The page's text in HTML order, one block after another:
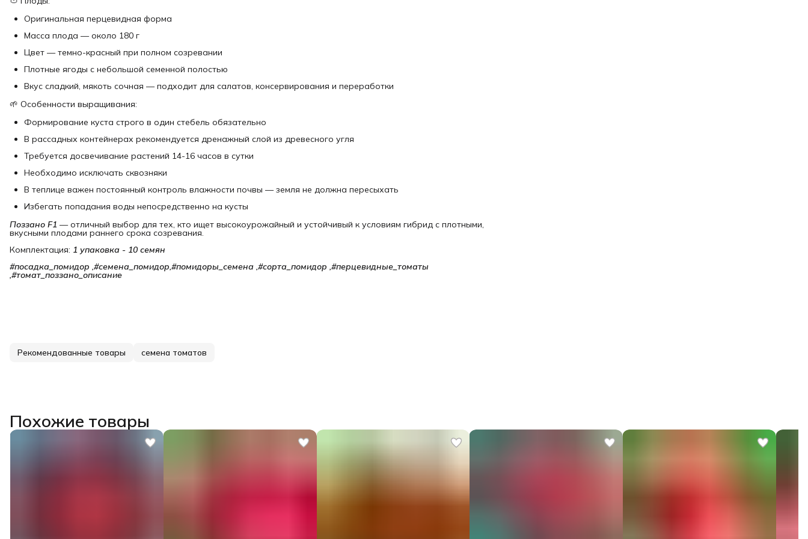
Оригинальная перцевидная форма
Масса плода — около 180 г
Цвет — темно-красный при полном созревании
Плотные ягоды с небольшой семенной полостью
Вкус сладкий, мякоть сочная — подходит для салатов, консервирования и переработки
🌱 Особенности выращивания:
Формирование куста строго в один стебель обязательно
В рассадных контейнерах рекомендуется дренажный слой из древесного угля
Требуется досвечивание растений 14-16 часов в сутки
Необходимо исключать сквозняки
В теплице важен постоянный контроль влажности почвы — земля не должна пересыхать
Избегать попадания воды непосредственно на кусты
Поззано F1 — отличный выбор для тех, кто ищет высокоурожайный и устойчивый к условиям гибрид с плотными,
вкусными плодами раннего срока созревания.
Комплектация: 1 упаковка - 10 семян
#посадка_помидор ,#семена_помидор,#помидоры_семена ,#сорта_помидор ,#перцевидные_томаты
,#томат_поззано_описание
Рекомендованные товары семена томатов
Похожие товары